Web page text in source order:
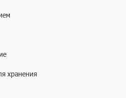
хранения